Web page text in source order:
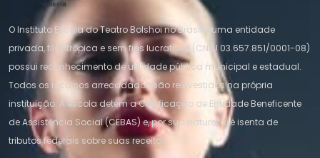
O Instituto Escola do Teatro Bolshoi no Brasil é uma entidade
privada, filantrópica e sem fins lucrativos (CNPJ 03.657.851/0001-08)
possui reconhecimento de utilidade pública municipal e estadual.
Todos os recursos arrecadados são reinvestidos na própria
instituição. A escola detém a Certificação de Entidade Beneficente
de Assistência Social (CEBAS) e, por sua natureza, é isenta de
tributos federais sobre suas receitas.